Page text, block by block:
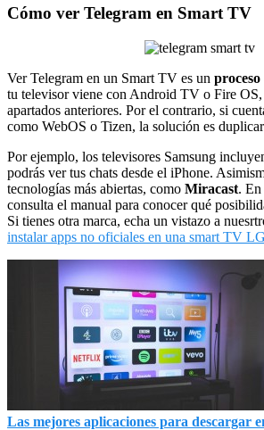
Cómo ver Telegram en Smart TV
Ver Telegram en un Smart TV es un
tu televisor viene con Android TV o Fire OS,
apartados anteriores. Por el contrario, si
como WebOS o Tizen, la solución es
Por ejemplo, los televisores Samsung
podrás ver tus chats desde el iPhone.
tecnologías más abiertas, como Miracast. En
consulta el manual para conocer qué
Si tienes otra marca, echa un vistazo a
instalar apps no oficiales en una smart TV LG
Las mejores aplicaciones para descargar